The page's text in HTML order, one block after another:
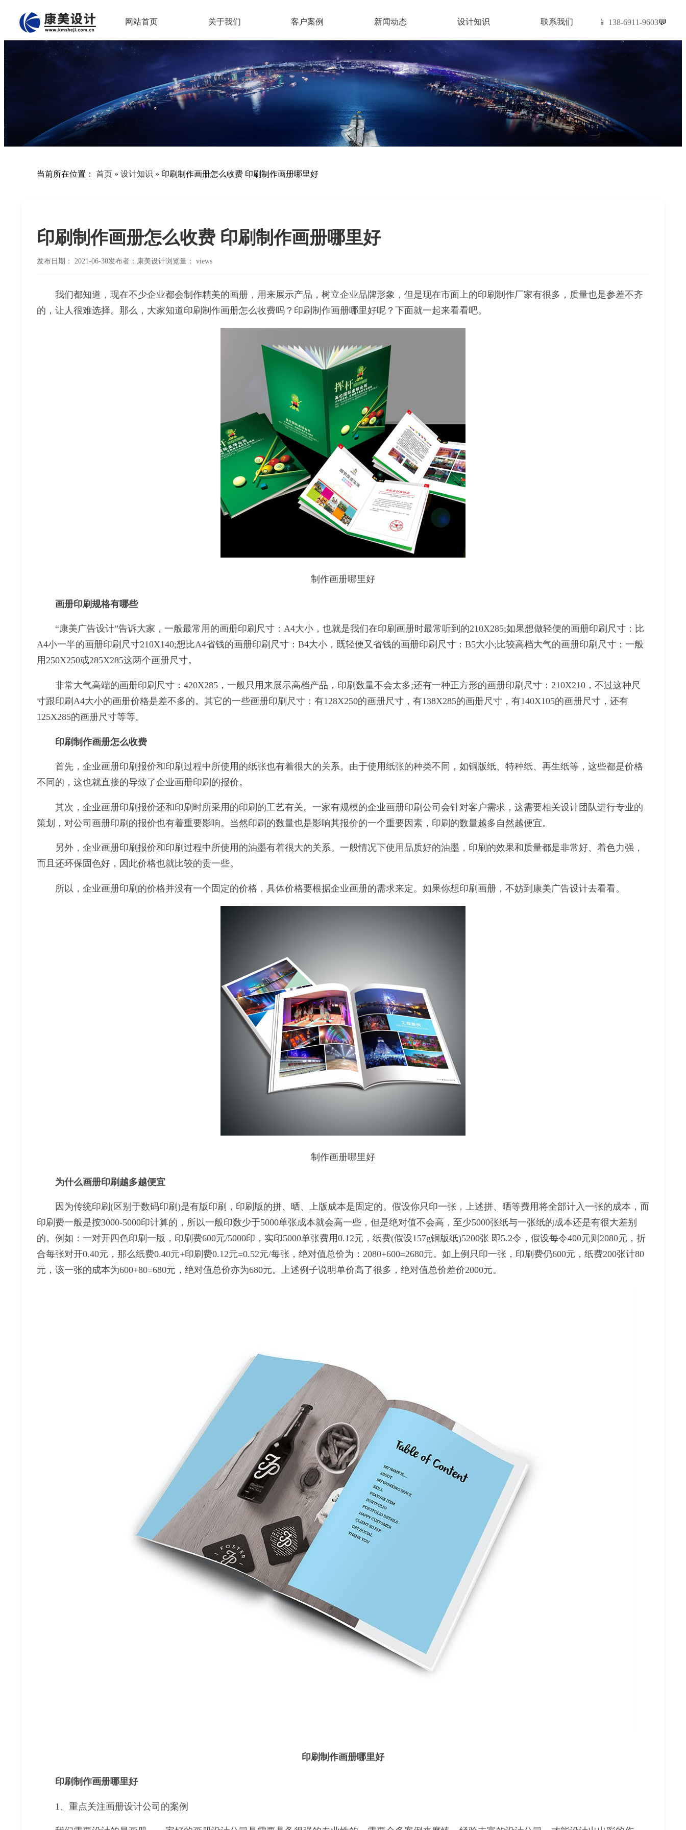
网站首页 关于我们 客户案例 新闻动态 设计知识 联系我们 📱 138-6911-9603💬
当前所在位置： 首页 » 设计知识 » 印刷制作画册怎么收费 印刷制作画册哪里好
印刷制作画册怎么收费 印刷制作画册哪里好
发布日期： 2021-06-30发布者：康美设计浏览量： views
我们都知道，现在不少企业都会制作精美的画册，用来展示产品，树立企业品牌形象，但是现在市面上的印刷制作厂家有很多，质量也是参差不齐
的，让人很难选择。那么，大家知道印刷制作画册怎么收费吗？印刷制作画册哪里好呢？下面就一起来看看吧。
制作画册哪里好
画册印刷规格有哪些
“康美广告设计”告诉大家，一般最常用的画册印刷尺寸：A4大小，也就是我们在印刷画册时最常听到的210X285;如果想做轻便的画册印刷尺寸：比
A4小一半的画册印刷尺寸210X140;想比A4省钱的画册印刷尺寸：B4大小，既轻便又省钱的画册印刷尺寸：B5大小;比较高档大气的画册印刷尺寸：一般
用250X250或285X285这两个画册尺寸。
非常大气高端的画册印刷尺寸：420X285，一般只用来展示高档产品，印刷数量不会太多;还有一种正方形的画册印刷尺寸：210X210，不过这种尺
寸跟印刷A4大小的画册价格是差不多的。其它的一些画册印刷尺寸：有128X250的画册尺寸，有138X285的画册尺寸，有140X105的画册尺寸，还有
125X285的画册尺寸等等。
印刷制作画册怎么收费
首先，企业画册印刷报价和印刷过程中所使用的纸张也有着很大的关系。由于使用纸张的种类不同，如铜版纸、特种纸、再生纸等，这些都是价格
不同的，这也就直接的导致了企业画册印刷的报价。
其次，企业画册印刷报价还和印刷时所采用的印刷的工艺有关。一家有规模的企业画册印刷公司会针对客户需求，这需要相关设计团队进行专业的
策划，对公司画册印刷的报价也有着重要影响。当然印刷的数量也是影响其报价的一个重要因素，印刷的数量越多自然越便宜。
另外，企业画册印刷报价和印刷过程中所使用的油墨有着很大的关系。一般情况下使用品质好的油墨，印刷的效果和质量都是非常好、着色力强，
而且还环保固色好，因此价格也就比较的贵一些。
所以，企业画册印刷的价格并没有一个固定的价格，具体价格要根据企业画册的需求来定。如果你想印刷画册，不妨到康美广告设计去看看。
制作画册哪里好
为什么画册印刷越多越便宜
因为传统印刷(区别于数码印刷)是有版印刷，印刷版的拼、晒、上版成本是固定的。假设你只印一张，上述拼、晒等费用将全部计入一张的成本，而
印刷费一般是按3000-5000印计算的，所以一般印数少于5000单张成本就会高一些，但是绝对值不会高，至少5000张纸与一张纸的成本还是有很大差别
的。例如：一对开四色印刷一版，印刷费600元/5000印，实印5000单张费用0.12元，纸费(假设157g铜版纸)5200张 即5.2令，假设每令400元则2080元，折
合每张对开0.40元，那么纸费0.40元+印刷费0.12元=0.52元/每张，绝对值总价为：2080+600=2680元。如上例只印一张，印刷费仍600元，纸费200张计80
元，该一张的成本为600+80=680元，绝对值总价亦为680元。上述例子说明单价高了很多，绝对值总价差价2000元。
印刷制作画册哪里好
印刷制作画册哪里好
1、重点关注画册设计公司的案例